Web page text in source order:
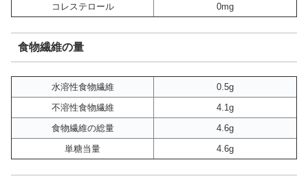
コレステロール
0mg
食物繊維の量
水溶性食物繊維
0.5g
不溶性食物繊維
4.1g
食物繊維の総量
4.6g
単糖当量
4.6g